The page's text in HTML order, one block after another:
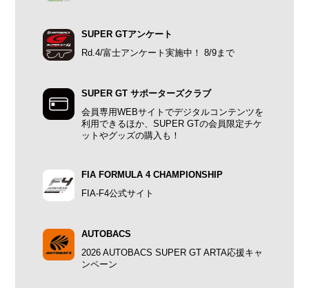
SUPER GTアンケート
Rd.4/富士アンケート実施中！ 8/9まで
SUPER GT サポーターズクラブ
会員専用WEBサイトでデジタルコンテンツを
利用できるほか、SUPER GTの会員限定チケ
ットやグッズの購入も！
FIA FORMULA 4 CHAMPIONSHIP
FIA-F4公式サイト
AUTOBACS
2026 AUTOBACS SUPER GT ARTA応援キャ
ンペーン